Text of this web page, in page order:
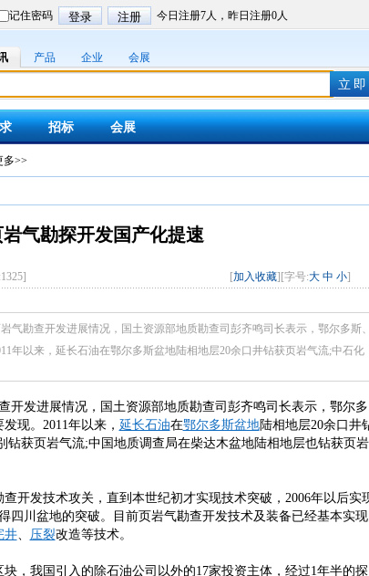
产品 企业 会展
招标 会展
多>>
气勘探开发国产化提速
[加入收藏][字号:大 中 小]
1325]
勘查开发进展情况，国土资源部地质勘查司彭齐鸣司长表示，鄂尔多斯、
年以来，延长石油在鄂尔多斯盆地陆相地层20余口井钻获页岩气流;中石化
开发进展情况，国土资源部地质勘查司彭齐鸣司长表示，鄂尔多
现。2011年以来， 延长石油在鄂尔多斯盆地陆相地层20余口井
钻获页岩气流;中国地质调查局在柴达木盆地陆相地层也钻获页岩
发技术攻关，直到本世纪初才实现技术突破，2006年以后实
四川盆地的突破。目前页岩气勘查开发技术及装备已经基本实现
井、 压裂改造等技术。
我国引入的除石油公司以外的17家投资主体，经过1年半的探